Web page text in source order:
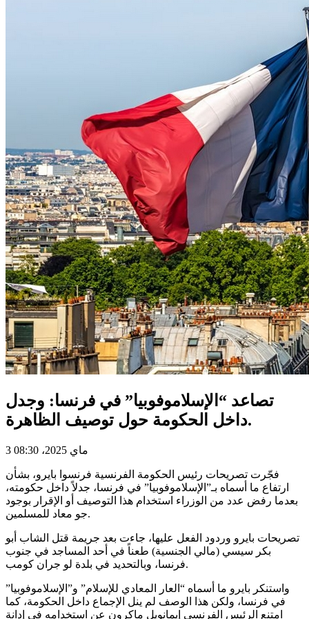
تصاعد “الإسلاموفوبيا” في فرنسا: وجدل
داخل الحكومة حول توصيف الظاهرة.
3 ماي 2025، 08:30
فجّرت تصريحات رئيس الحكومة الفرنسية فرنسوا بايرو، بشأن
ارتفاع ما أسماه بـ”الإسلاموفوبيا” في فرنسا، جدلاً داخل حكومته،
بعدما رفض عدد من الوزراء استخدام هذا التوصيف أو الإقرار بوجود
جو معاد للمسلمين.
تصريحات بايرو وردود الفعل عليها، جاءت بعد جريمة قتل الشاب أبو
بكر سيسي (مالي الجنسية) طعناً في أحد المساجد في جنوب
فرنسا، وبالتحديد في بلدة لو جران كومب.
واستنكر بايرو ما أسماه “العار المعادي للإسلام” و”الإسلاموفوبيا”
في فرنسا، ولكن هذا الوصف لم ينل الإجماع داخل الحكومة، كما
امتنع الرئيس الفرنسي إيمانويل ماكرون عن استخدامه في إدانة